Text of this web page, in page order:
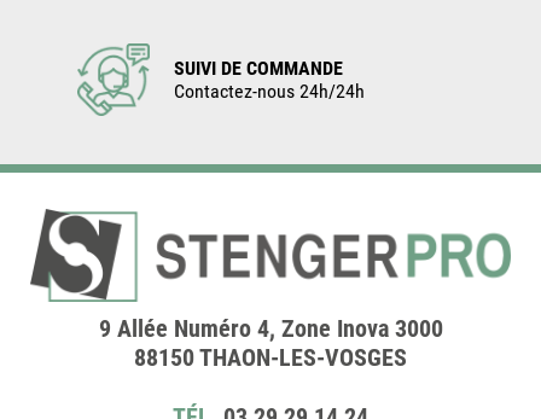
SUIVI DE COMMANDE
Contactez-nous 24h/24h
9 Allée Numéro 4, Zone Inova 3000
88150 THAON-LES-VOSGES